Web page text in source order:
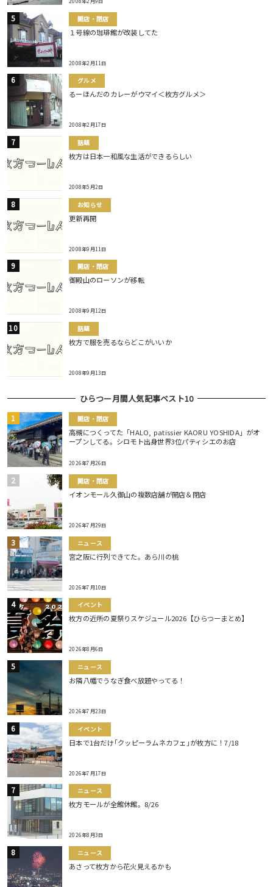
開店・閉店
１号線の珈琲館が改装してた
2008年2月11日
グルメ
るーほんだのカレーがウマイ＜枚方グルメ＞
2008年2月17日
話題
枚方は日本一和風な生活ができるらしい
2008年5月2日
お知らせ
更新再開
2008年9月11日
開店・閉店
御殿山のローソンが移転
2008年9月12日
話題
枚方で服を売るならどこがいいか
2008年9月13日
ひらつー月間人気記事ベスト10
開店・閉店
高槻につくってた「HALO, patissier KAORU YOSHIDA」がオ
ープンしてる。シロモト出身世界3位パティシエのお店
2026年7月26日
開店・閉店
イオンモール久御山の複数店舗が開店＆閉店
2026年7月29日
ニュース
宮之阪に行列できてた。あら川の桃
2026年7月10日
イベント
枚方の近所の夏祭りスケジュール2026【ひらつーまとめ】
2026年8月6日
ニュース
お隣八幡でうなぎ食べ放題やってる！
2026年7月23日
イベント
日本で1台だけ｢クッピーラムネカフェ｣が枚方に！7/18
2026年7月17日
ニュース
枚方モールが全館休館。8/26
2026年8月3日
ニュース
あさって枚方から花火見えるかも